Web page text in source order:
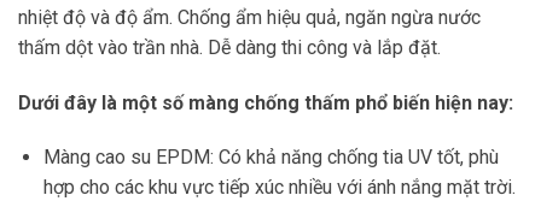
nhiệt độ và độ ẩm. Chống ẩm hiệu quả, ngăn ngừa nước
thấm dột vào trần nhà. Dễ dàng thi công và lắp đặt.
Dưới đây là một số màng chống thấm phổ biến hiện nay:
Màng cao su EPDM: Có khả năng chống tia UV tốt, phù
hợp cho các khu vực tiếp xúc nhiều với ánh nắng mặt trời.